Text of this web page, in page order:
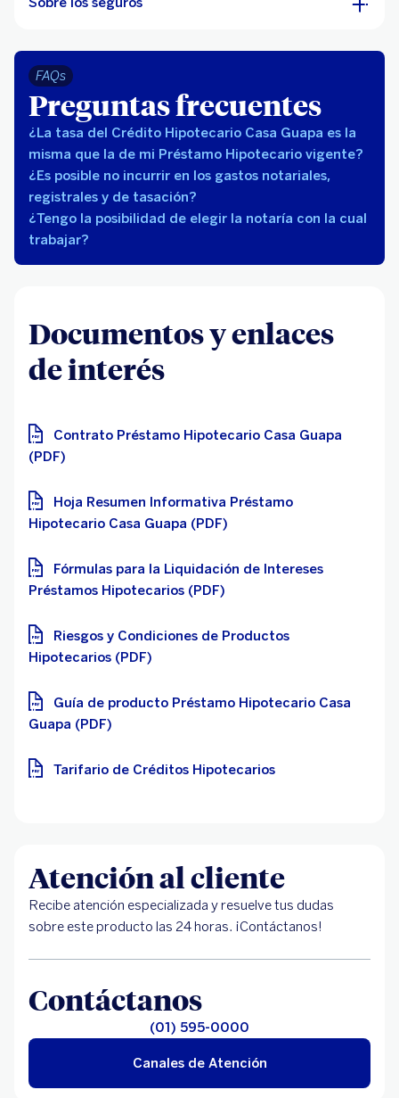
FAQs
Preguntas frecuentes
¿La tasa del Crédito Hipotecario Casa Guapa es la
misma que la de mi Préstamo Hipotecario vigente?
¿Es posible no incurrir en los gastos notariales,
registrales y de tasación?
¿Tengo la posibilidad de elegir la notaría con la cual
trabajar?
Documentos y enlaces
de interés
Contrato Préstamo Hipotecario Casa Guapa
(PDF)
Hoja Resumen Informativa Préstamo
Hipotecario Casa Guapa (PDF)
Fórmulas para la Liquidación de Intereses
Préstamos Hipotecarios (PDF)
Riesgos y Condiciones de Productos
Hipotecarios (PDF)
Guía de producto Préstamo Hipotecario Casa
Guapa (PDF)
Tarifario de Créditos Hipotecarios
Atención al cliente
Recibe atención especializada y resuelve tus dudas
sobre este producto las 24 horas. ¡Contáctanos!
Contáctanos
(01) 595-0000
Canales de Atención